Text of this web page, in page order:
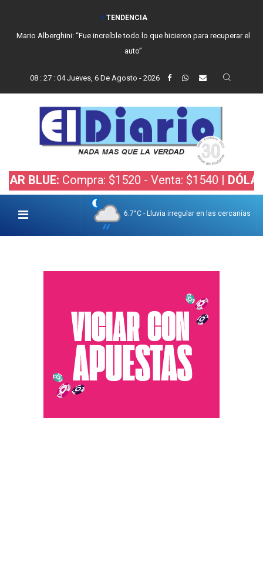
TENDENCIA
Mario Alberghini: “Fue increíble todo lo que hicieron para recuperar el
auto”
08: 27: 06 Jueves, 6 De Agosto - 2026
Compra: $1520 - Venta: $1540 |DÓLAR BOLSA:
6.7°C - Lluvia irregular en las cercanías